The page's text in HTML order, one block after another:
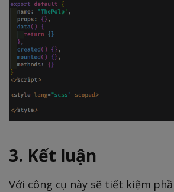
3. Kết luận
Với công cụ này sẽ tiết kiệm